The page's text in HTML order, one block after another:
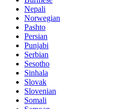
Nepali
Norwegian
Pashto
Persian
Punjabi
Serbian
Sesotho
Sinhala
Slovak
Slovenian
Somali